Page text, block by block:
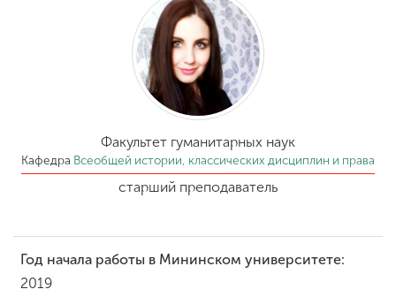
Абитуриенту
Обучение
Наука
деятельность
Факультет гуманитарных наук
Кафедра Всеобщей истории, классических дисциплин и права
старший преподаватель
Год начала работы в Мининском университете:
2019